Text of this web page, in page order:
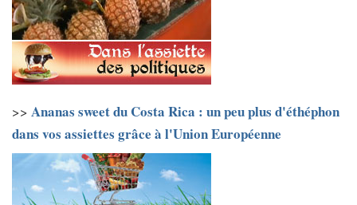
>> Ananas sweet du Costa Rica : un peu plus d'éthéphon
dans vos assiettes grâce à l'Union Européenne